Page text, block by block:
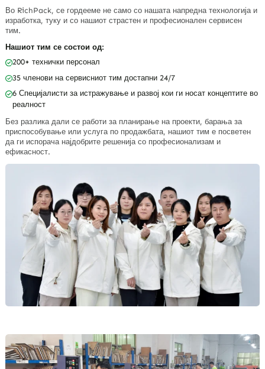
Во RichPack, се гордееме не само со нашата напредна технологија и
изработка, туку и со нашиот страстен и професионален сервисен
тим.
Нашиот тим се состои од:
200+ технички персонал
35 членови на сервисниот тим достапни 24/7
6 Специјалисти за истражување и развој кои ги носат концептите во
реалност
Без разлика дали се работи за планирање на проекти, барања за
приспособување или услуга по продажбата, нашиот тим е посветен
да ги испорача најдобрите решенија со професионализам и
ефикасност.